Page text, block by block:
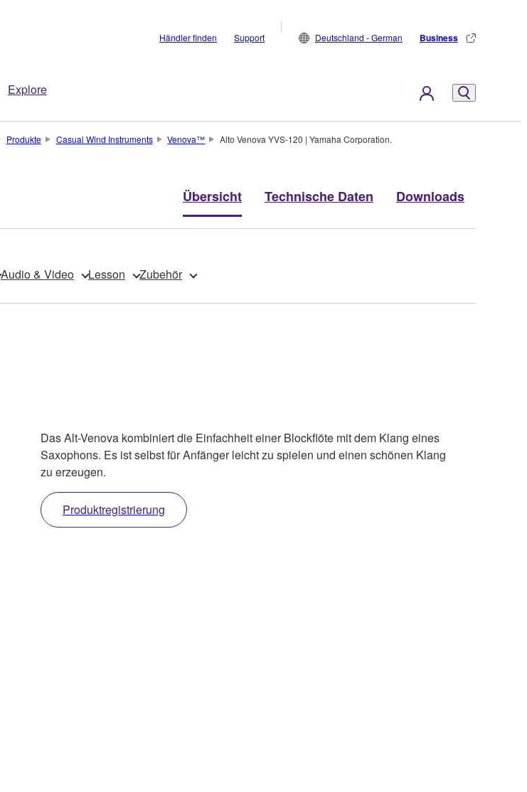
Explore
Händler finden Support Deutschland - German Business
Produkte Casual Wind Instruments Venova™ Alto Venova YVS-120 | Yamaha Corporation.
Übersicht Technische Daten Downloads
Audio & Video Lesson Zubehör
Das Alt-Venova kombiniert die Einfachheit einer Blockflöte mit dem Klang eines
Saxophons. Es ist selbst für Anfänger leicht zu spielen und einen schönen Klang
zu erzeugen.
Produktregistrierung